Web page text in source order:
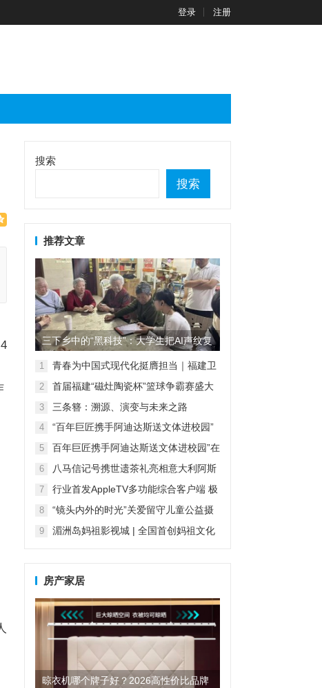
登录 注册
搜索
搜索
推荐文章
三下乡中的“黑科技”：大学生把AI声纹复
刻装进语音盒子，让留...
1
青春为中国式现代化挺膺担当｜福建卫
愿服务队与云霄乌山共绘青春画卷
2
首届福建“磁灶陶瓷杯”篮球争霸赛盛大
3 三条簪：溯源、演变与未来之路
4
“百年巨匠携手阿迪达斯送文体进校园”
5
百年巨匠携手阿迪达斯送文体进校园”在
6
八马信记号携世遗茶礼亮相意大利阿斯
7
行业首发AppleTV多功能综合客户端 极
8
“镜头内外的时光”关爱留守儿童公益摄
9
湄洲岛妈祖影视城 | 全国首创妈祖文化
房产家居
晾衣机哪个牌子好？2026高性价比品牌